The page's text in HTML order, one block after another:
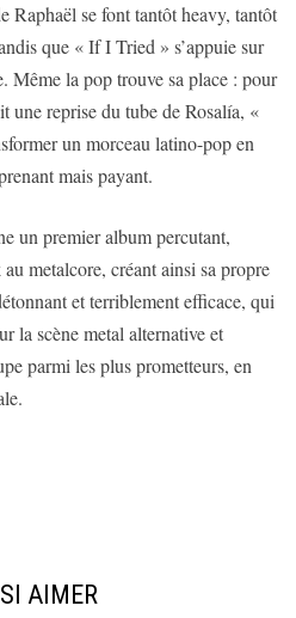
Raphaël se font tantôt heavy, tantôt
que « If I Tried » s’appuie sur
Même la pop trouve sa place : pour
une reprise du tube de Rosalía, «
un morceau latino-pop en
mais payant.
un premier album percutant,
metalcore, créant ainsi sa propre
et terriblement efficace, qui
la scène metal alternative et
parmi les plus prometteurs, en
AIMER